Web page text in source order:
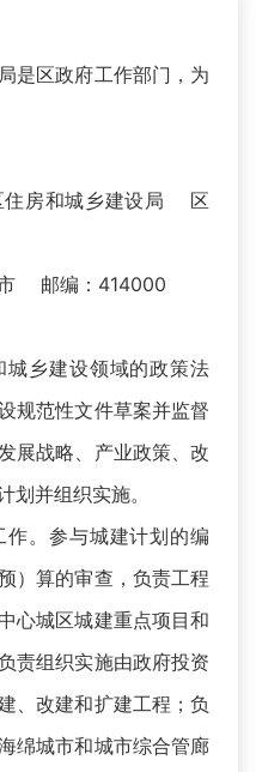
区政府工作部门，为
房和城乡建设局 区
邮编：414000
乡建设领域的政策法
规范性文件草案并监督
展战略、产业政策、改
划并组织实施。
。参与城建计划的编
）算的审查，负责工程
心城区城建重点项目和
责组织实施由政府投资
、改建和扩建工程；负
绵城市和城市综合管廊